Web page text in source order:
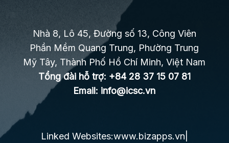
Nhà 8, Lô 45, Đường số 13, Công Viên
Phần Mềm Quang Trung, Phường Trung
Mỹ Tây, Thành Phố Hồ Chí Minh, Việt Nam
Tổng đài hỗ trợ: +84 28 37 15 07 81
Email: info@icsc.vn
Linked Websites:www.bizapps.vn